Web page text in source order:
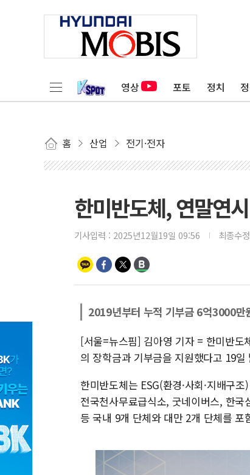
영상 포토 정치
홈 산업 전기·전자
한미반도체, 연말연
기사입력 : 2025년12월19일 09:56 최종수
2019년부터 누적 기부금 6억3000만
[서울=뉴스핌] 김아영 기자 = 한미반도
의 장학금과 기부금을 지원했다고 19일
한미반도체는 ESG(환경·사회·지배구
전국천사무료급식소, 굿네이버스, 한
등 국내 9개 단체와 대만 2개 단체를